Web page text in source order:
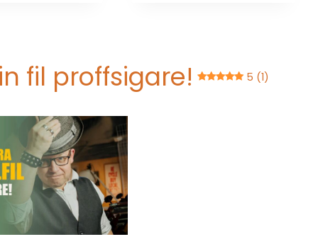
fil proffsigare! 5 (1)